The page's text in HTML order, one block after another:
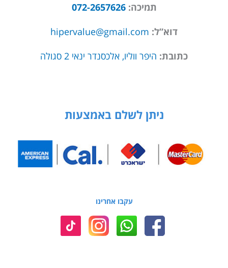
תמיכה:072-2657626
דוא”ל: hipervalue@gmail.com
כתובת: היפר ווליו, אלכסנדר ינאי 2 סגולה
ניתן לשלם באמצעות
עקבו אחרינו